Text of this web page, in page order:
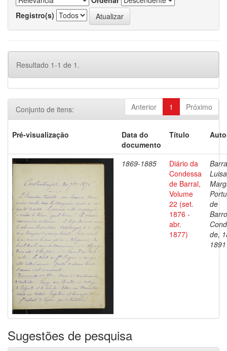
Registro(s)
Resultado 1-1 de 1.
Anterior 1 Próximo
Conjunto de itens:
Pré-visualização
Data do
documento
Título
1869-1885
Diário da
Condessa
de Barral,
Volume
22 (set.
1876 -
abr.
1877)
Luisa
de
de,
1891
Sugestões de pesquisa